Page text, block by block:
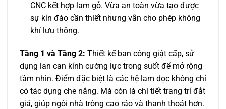
CNC kết hợp lam gỗ. Vừa an toàn vừa tạo được
sự kín đáo cần thiết nhưng vẫn cho phép không
khí lưu thông.
Tầng 1 và Tầng 2: Thiết kế ban công giật cấp, sử
dụng lan can kính cường lực trong suốt để mở rộng
tầm nhìn. Điểm đặc biệt là các hệ lam dọc không chỉ
có tác dụng che nắng. Mà còn là chi tiết trang trí đắt
giá, giúp ngôi nhà trông cao ráo và thanh thoát hơn.